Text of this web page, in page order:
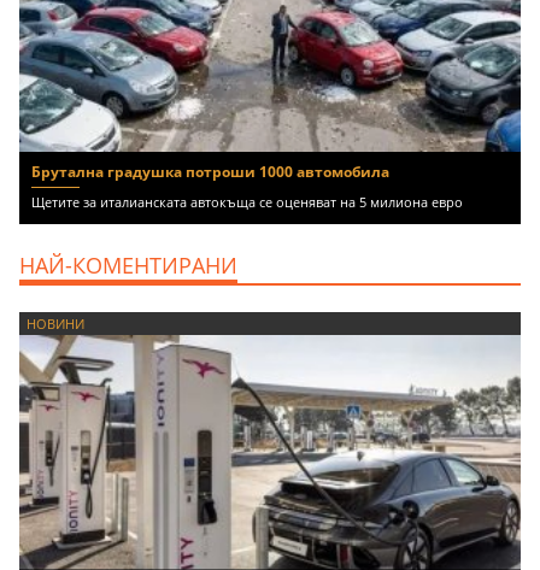
Брутална градушка потроши 1000 автомобила
Щетите за италианската автокъща се оценяват на 5 милиона евро
НАЙ-КОМЕНТИРАНИ
НОВИНИ